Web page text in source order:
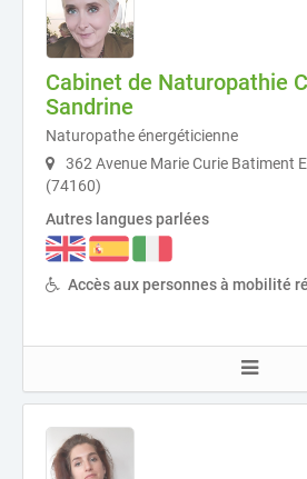
Cabinet de Naturopathie
Sandrine
Naturopathe énergéticienne
362 Avenue Marie Curie Batiment
(74160)
Autres langues parlées
Accès aux personnes à mobilité